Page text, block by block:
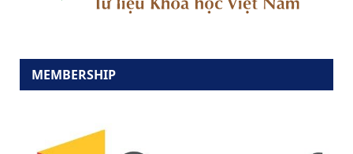
MEMBERSHIP